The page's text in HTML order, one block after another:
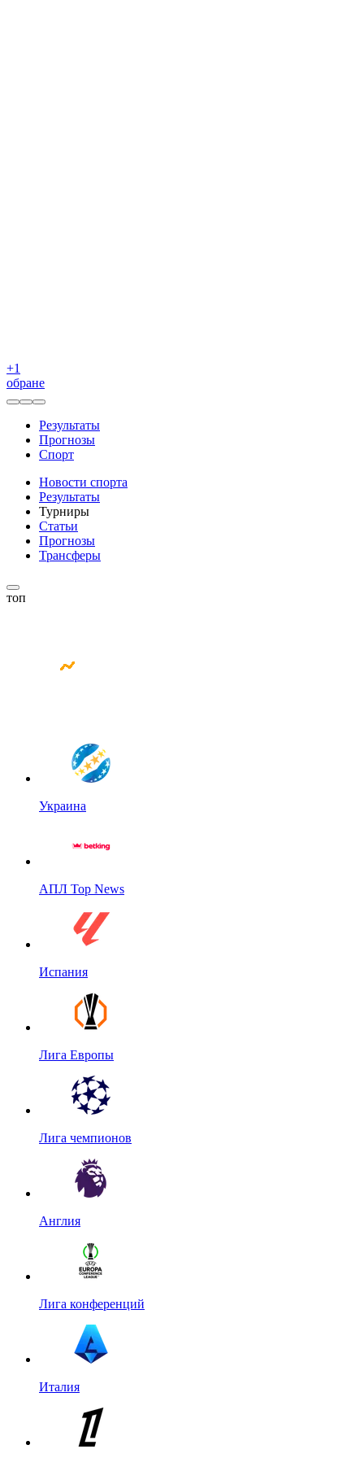
+1
обране
Результаты
Прогнозы
Спорт
Новости спорта
Результаты
Турниры
Статьи
Прогнозы
Трансферы
топ
Украина
АПЛ Top News
Испания
Лига Европы
Лига чемпионов
Англия
Лига конференций
Италия